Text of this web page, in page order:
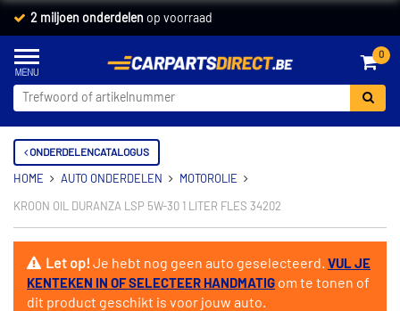
2 miljoen onderdelen op voorraad
0
ONDERDELENCATALOGUS
HOME AUTO ONDERDELEN MOTOROLIE
KROON OIL DURANZA LSP 5W-30 1 LITER FLES 34202
Let op!Je hebt nog geen auto geselecteerd. VUL JE
KENTEKEN IN OF SELECTEER HANDMATIG om te tonen of
dit product geschikt is voor jouw auto.